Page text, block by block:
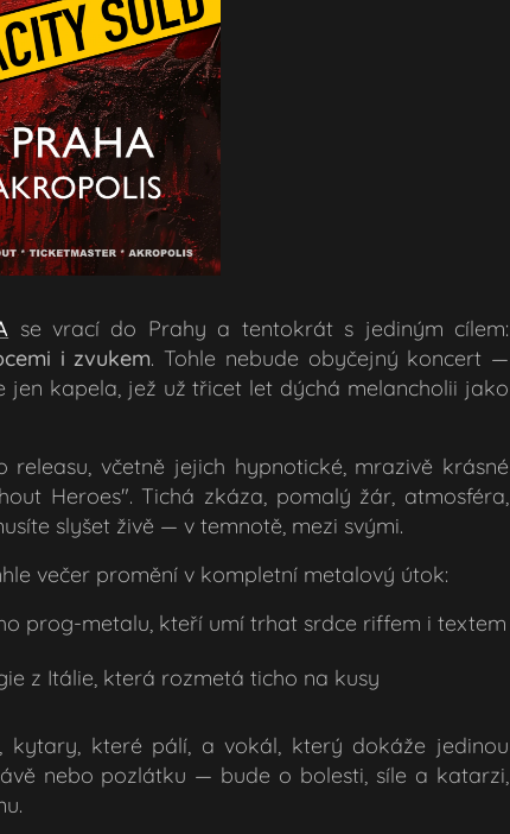
se vrací do Prahy a tentokrát s jediným cílem:
i zvukem. Tohle nebude obyčejný koncert —
jen kapela, jež už třicet let dýchá melancholii jako
včetně jejich hypnotické, mrazivě krásné
Heroes". Tichá zkáza, pomalý žár, atmosféra,
slyšet živě — v temnotě, mezi svými.
večer promění v kompletní metalový útok:
prog-metalu, kteří umí trhat srdce riffem i textem
z Itálie, která rozmetá ticho na kusy
kytary, které pálí, a vokál, který dokáže jedinou
nebo pozlátku — bude o bolesti, síle a katarzi,